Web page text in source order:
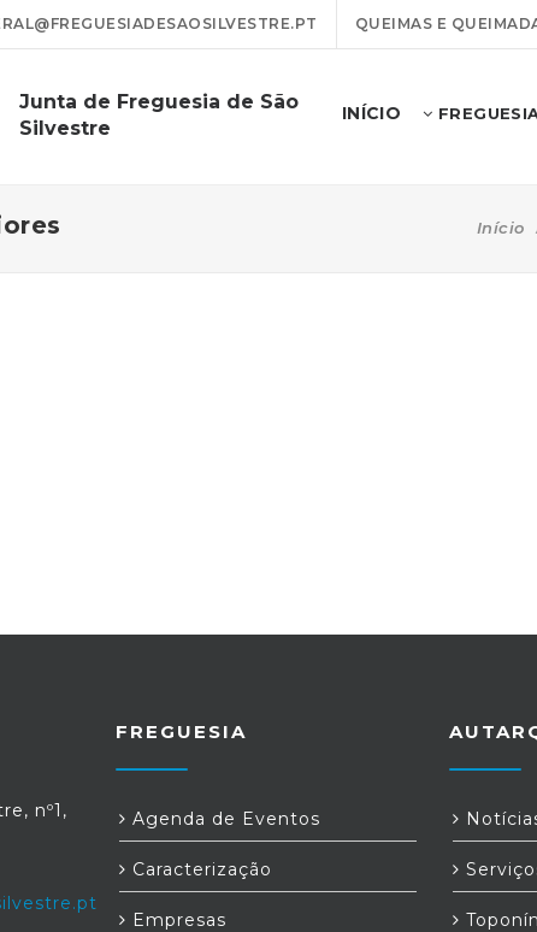
QUEIMAS E
Junta de Freguesia de São
Silvestre
INÍCIO
Início
nº1,
FREGUESIA
Agenda de Eventos
Caracterização
Empresas